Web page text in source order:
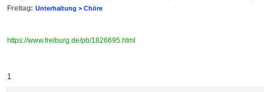
Freitag: Unterhaltung > Chöre
https://www.freiburg.de/pb/1826695.html
1